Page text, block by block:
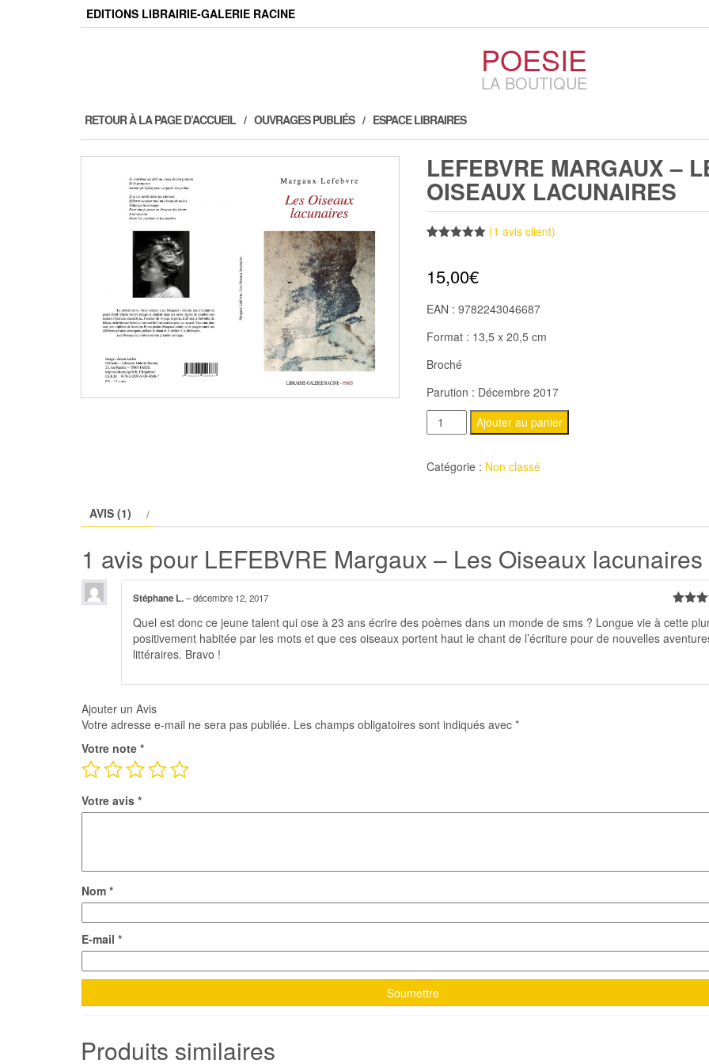
EDITIONS LIBRAIRIE-GALERIE RACINE
POESIE
LA BOUTIQUE
RETOUR À LA PAGE D’ACCUEIL OUVRAGES PUBLIÉS ESPACE LIBRAIRES
LEFEBVRE MARGAUX –
OISEAUX LACUNAIRES
basé sur
notation
(1 avis client)
15,00€
EAN : 9782243046687
Format : 13,5 x 20,5 cm
Broché
Parution : Décembre 2017
quantité
de
Margaux
lacunaires
Ajouter au panier
Catégorie : Non classé
AVIS (1)
1 avis pour LEFEBVRE Margaux – Les Oiseaux lacunaires
5
Stéphane L.–décembre 12, 2017
Quel est donc ce jeune talent qui ose à 23 ans écrire des poèmes dans un monde de sms ? Longue vie à cette
positivement habitée par les mots et que ces oiseaux portent haut le chant de l’écriture pour de nouvelles
littéraires. Bravo !
Ajouter un Avis
Votre adresse e-mail ne sera pas publiée. Les champs obligatoires sont indiqués avec *
Votre note *
Votre avis *
Nom *
E-mail *
Produits similaires